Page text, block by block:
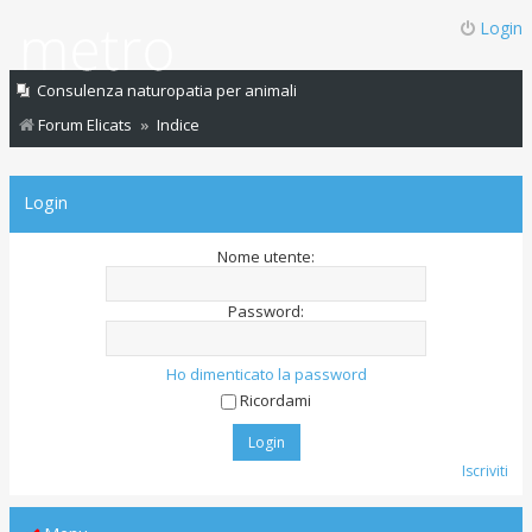
Login
Consulenza naturopatia per animali
Forum Elicats
Indice
Login
Nome utente:
Password:
Ho dimenticato la password
Ricordami
Iscriviti